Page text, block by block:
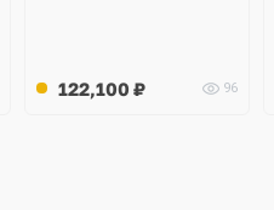
122,100 ₽ 96